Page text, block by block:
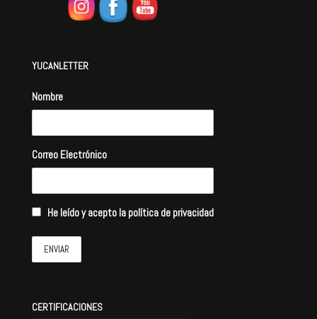
YUCANLETTER
Nombre
Correo Electrónico
He leído y acepto la política de privacidad
CERTIFICACIONES